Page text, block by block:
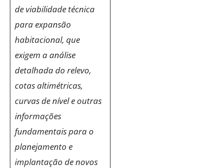
de viabilidade técnica
para expansão
habitacional, que
exigem a análise
detalhada do relevo,
cotas altimétricas,
curvas de nível e outras
informações
fundamentais para o
planejamento e
implantação de novos